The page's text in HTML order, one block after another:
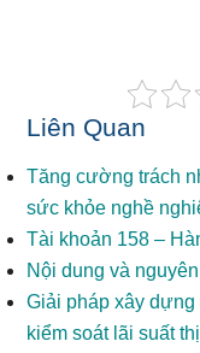
Liên Quan
Tăng cường trách
sức khỏe nghề
Tài khoản 158 –
Nội dung và
Giải pháp xây dựng
kiểm soát lãi suất